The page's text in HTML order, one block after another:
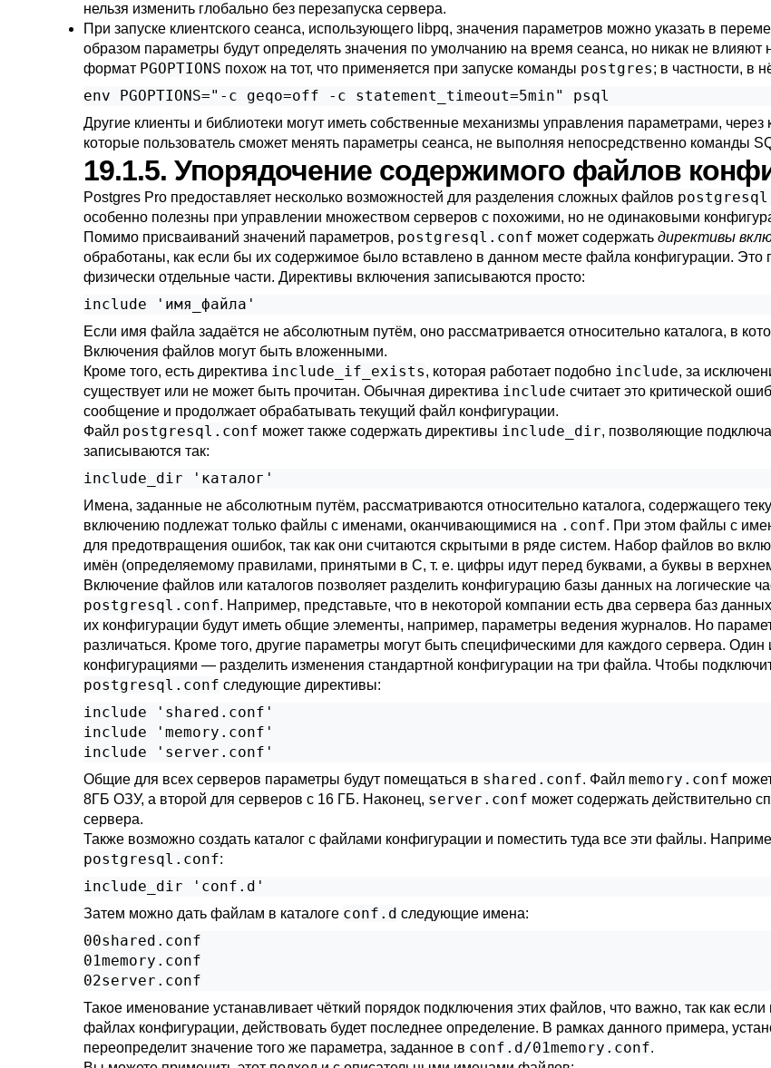
нельзя изменить глобально без перезапуска сервера.
При запуске клиентского сеанса, использующего libpq, значения параметров можно указать в
образом параметры будут определять значения по умолчанию на время сеанса, но никак не
формат PGOPTIONS похож на тот, что применяется при запуске команды postgres; в частности, в
env PGOPTIONS="-c geqo=off -c statement_timeout=5min" psql
Другие клиенты и библиотеки могут иметь собственные механизмы управления параметрами, через
которые пользователь сможет менять параметры сеанса, не выполняя непосредственно команды
19.1.5. Упорядочение содержимого файлов
Postgres Pro предоставляет несколько возможностей для разделения сложных файлов
особенно полезны при управлении множеством серверов с похожими, но не одинаковыми
Помимо присваиваний значений параметров, postgresql.conf может содержать директивы
обработаны, как если бы их содержимое было вставлено в данном месте файла конфигурации. Это
физически отдельные части. Директивы включения записываются просто:
include 'имя_файла'
Если имя файла задаётся не абсолютным путём, оно рассматривается относительно каталога, в
Включения файлов могут быть вложенными.
Кроме того, есть директива include_if_exists, которая работает подобно include, за
существует или не может быть прочитан. Обычная директива include считает это критической
сообщение и продолжает обрабатывать текущий файл конфигурации.
Файл postgresql.conf может также содержать директивы include_dir, позволяющие
записываются так:
include_dir 'каталог'
Имена, заданные не абсолютным путём, рассматриваются относительно каталога, содержащего
включению подлежат только файлы с именами, оканчивающимися на .conf. При этом файлы с
для предотвращения ошибок, так как они считаются скрытыми в ряде систем. Набор файлов во
имён (определяемому правилами, принятыми в C, т. е. цифры идут перед буквами, а буквы в
Включение файлов или каталогов позволяет разделить конфигурацию базы данных на логические
postgresql.conf. Например, представьте, что в некоторой компании есть два сервера баз
их конфигурации будут иметь общие элементы, например, параметры ведения журналов. Но
различаться. Кроме того, другие параметры могут быть специфическими для каждого сервера.
конфигурациями — разделить изменения стандартной конфигурации на три файла. Чтобы
postgresql.conf следующие директивы:
include 'shared.conf'
include 'memory.conf'
include 'server.conf'
Общие для всех серверов параметры будут помещаться в shared.conf. Файл memory.conf
8ГБ ОЗУ, а второй для серверов с 16 ГБ. Наконец, server.conf может содержать действительно
сервера.
Также возможно создать каталог с файлами конфигурации и поместить туда все эти файлы.
postgresql.conf:
include_dir 'conf.d'
Затем можно дать файлам в каталоге conf.d следующие имена:
00shared.conf
01memory.conf
02server.conf
Такое именование устанавливает чёткий порядок подключения этих файлов, что важно, так как
файлах конфигурации, действовать будет последнее определение. В рамках данного примера,
переопределит значение того же параметра, заданное в conf.d/01memory.conf.